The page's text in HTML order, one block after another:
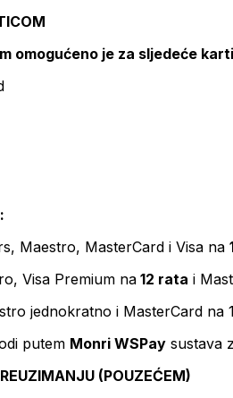
omogućeno je za sljedeće
Maestro, MasterCard i Visa na
Visa Premium na 12 rata i
jednokratno i MasterCard na
putem Monri WSPay sustava
(POUZEĆEM)